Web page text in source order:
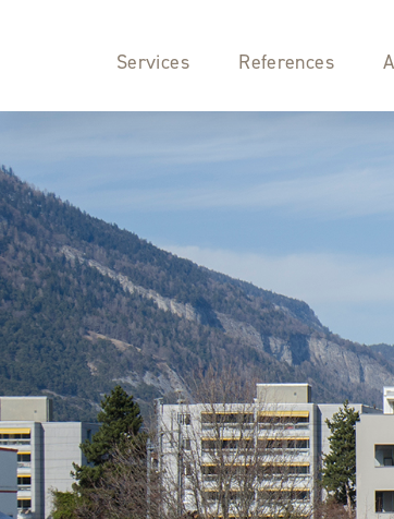
Services References